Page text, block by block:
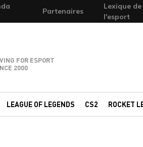
Partenaires
Lexique de
l'esport
FOR ESPORT
2000
LEAGUE OF LEGENDS CS2 ROCKET